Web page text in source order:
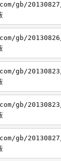
gb/
gb/
gb/
gb/
gb/